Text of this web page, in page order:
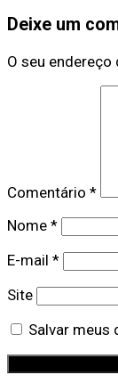
Deixe um
O seu endereço
Comentário *
Nome *
E-mail *
Site
Salvar meus